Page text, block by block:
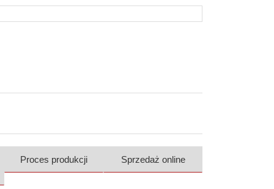
Proces produkcji Sprzedaż online